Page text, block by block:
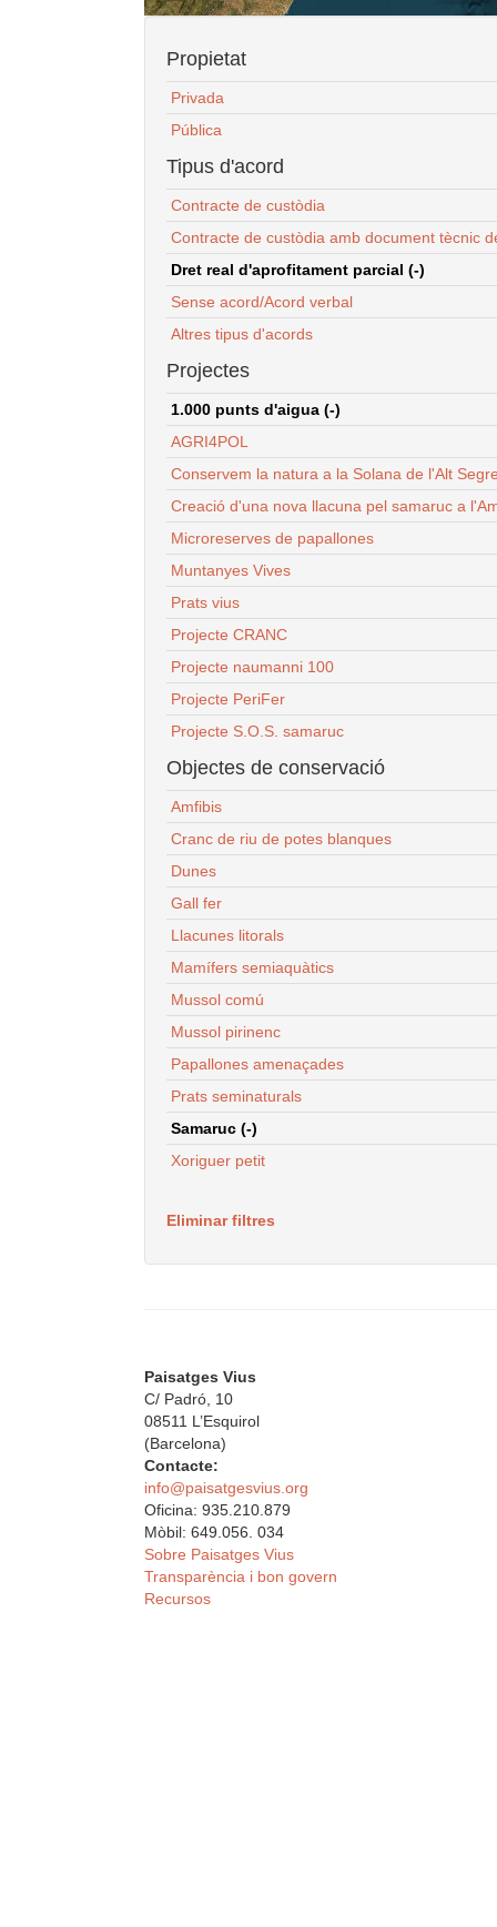
Propietat
Privada
Pública
Tipus d'acord
Contracte de custòdia
Contracte de custòdia amb document tècnic
Dret real d'aprofitament parcial (-)
Sense acord/Acord verbal
Altres tipus d'acords
Projectes
1.000 punts d'aigua (-)
AGRI4POL
Conservem la natura a la Solana de l'Alt
Creació d'una nova llacuna pel samaruc a
Microreserves de papallones
Muntanyes Vives
Prats vius
Projecte CRANC
Projecte naumanni 100
Projecte PeriFer
Projecte S.O.S. samaruc
Objectes de conservació
Amfibis
Cranc de riu de potes blanques
Dunes
Gall fer
Llacunes litorals
Mamífers semiaquàtics
Mussol comú
Mussol pirinenc
Papallones amenaçades
Prats seminaturals
Samaruc (-)
Xoriguer petit
Eliminar filtres
Paisatges Vius
C/ Padró, 10
08511 L’Esquirol
(Barcelona)
Contacte:
info@paisatgesvius.org
Oficina: 935.210.879
Mòbil: 649.056. 034
Sobre Paisatges Vius
Transparència i bon govern
Recursos